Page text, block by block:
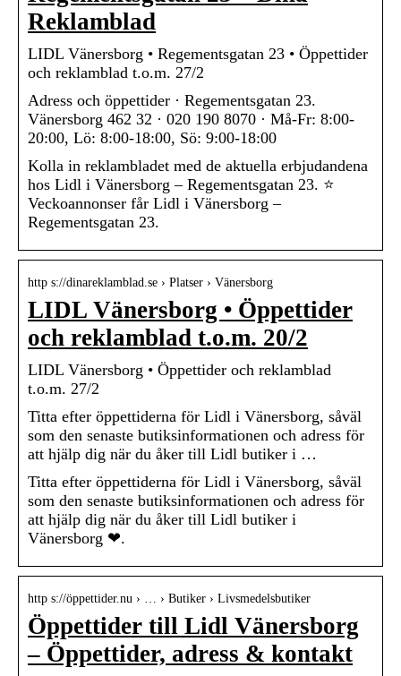
Reklamblad
LIDL Vänersborg • Regementsgatan 23 • Öppettider
och reklamblad t.o.m. 27/2
Adress och öppettider · Regementsgatan 23.
Vänersborg 462 32 · 020 190 8070 · Må-Fr: 8:00-
20:00, Lö: 8:00-18:00, Sö: 9:00-18:00
Kolla in reklambladet med de aktuella erbjudandena
hos Lidl i Vänersborg – Regementsgatan 23. ⭐
Veckoannonser får Lidl i Vänersborg –
Regementsgatan 23.
http s://dinareklamblad.se › Platser › Vänersborg
LIDL Vänersborg • Öppettider
och reklamblad t.o.m. 20/2
LIDL Vänersborg • Öppettider och reklamblad
t.o.m. 27/2
Titta efter öppettiderna för Lidl i Vänersborg, såväl
som den senaste butiksinformationen och adress för
att hjälp dig när du åker till Lidl butiker i …
Titta efter öppettiderna för Lidl i Vänersborg, såväl
som den senaste butiksinformationen och adress för
att hjälp dig när du åker till Lidl butiker i
Vänersborg ❤.
http s://öppettider.nu › … › Butiker › Livsmedelsbutiker
Öppettider till Lidl Vänersborg
– Öppettider, adress & kontakt